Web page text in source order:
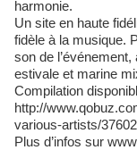
harmonie.
Un site en haute
fidèle à la musique.
son de
estivale et marine
Compilation
http://
various-artists/
Plus d’infos sur